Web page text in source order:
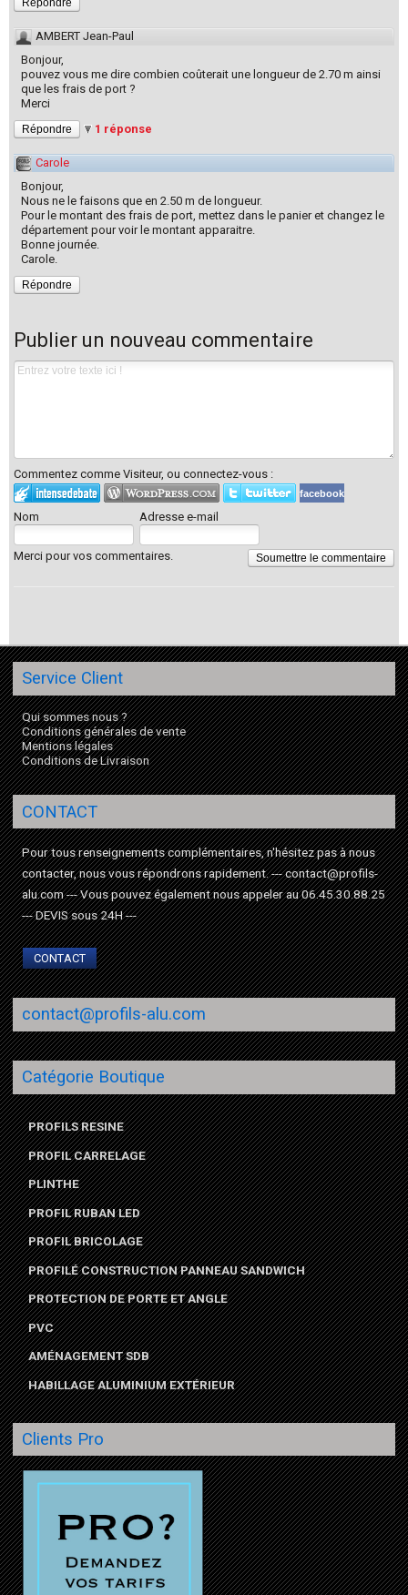
Répondre
AMBERT Jean-Paul
Bonjour,
pouvez vous me dire combien coûterait une longueur de 2.70 m ainsi
que les frais de port ?
Merci
Répondre 1 réponse
Carole
Bonjour,
Nous ne le faisons que en 2.50 m de longueur.
Pour le montant des frais de port, mettez dans le panier et changez le
département pour voir le montant apparaitre.
Bonne journée.
Carole.
Répondre
Publier un nouveau commentaire
Commentez comme Visiteur, ou connectez-vous :
facebook
Nom Adresse e-mail
Soumettre le commentaire
Merci pour vos commentaires.
Service Client
Qui sommes nous ?
Conditions générales de vente
Mentions légales
Conditions de Livraison
CONTACT
Pour tous renseignements complémentaires, n'hésitez pas à nous
contacter, nous vous répondrons rapidement. --- contact@profils-
alu.com --- Vous pouvez également nous appeler au 06.45.30.88.25
--- DEVIS sous 24H ---
CONTACT
contact@profils-alu.com
Catégorie Boutique
PROFILS RESINE
PROFIL CARRELAGE
PLINTHE
PROFIL RUBAN LED
PROFIL BRICOLAGE
PROFILÉ CONSTRUCTION PANNEAU SANDWICH
PROTECTION DE PORTE ET ANGLE
PVC
AMÉNAGEMENT SDB
HABILLAGE ALUMINIUM EXTÉRIEUR
Clients Pro